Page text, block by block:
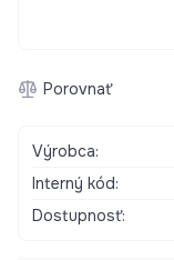
Porovnať
Výrobca:
Interný kód:
Dostupnosť: